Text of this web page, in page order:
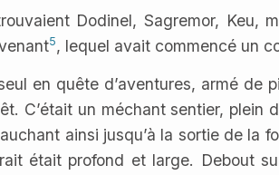
Dodinel, Sagremor, Keu,
5, lequel avait commencé un
en quête d’aventures, armé de
C’était un méchant sentier,
ainsi jusqu’à la sortie de la
était profond et large. Debout